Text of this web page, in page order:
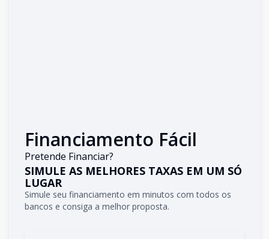
Financiamento Fácil
Pretende Financiar?
SIMULE AS MELHORES TAXAS EM UM SÓ
LUGAR
Simule seu financiamento em minutos com todos os
bancos e consiga a melhor proposta.